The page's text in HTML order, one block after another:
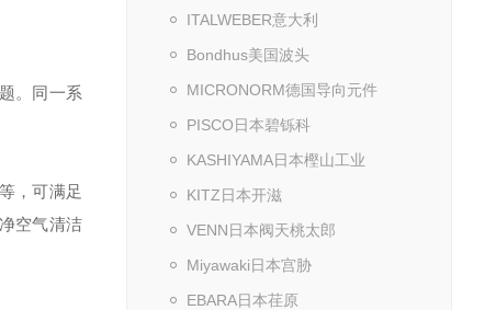
ITALWEBER意大利
Bondhus美国波头
MICRONORM德国导向元件
PISCO日本碧铄科
KASHIYAMA日本樫山工业
KITZ日本开滋
VENN日本阀天桃太郎
Miyawaki日本宫胁
EBARA日本荏原
。同一系
，可满足
空气清洁